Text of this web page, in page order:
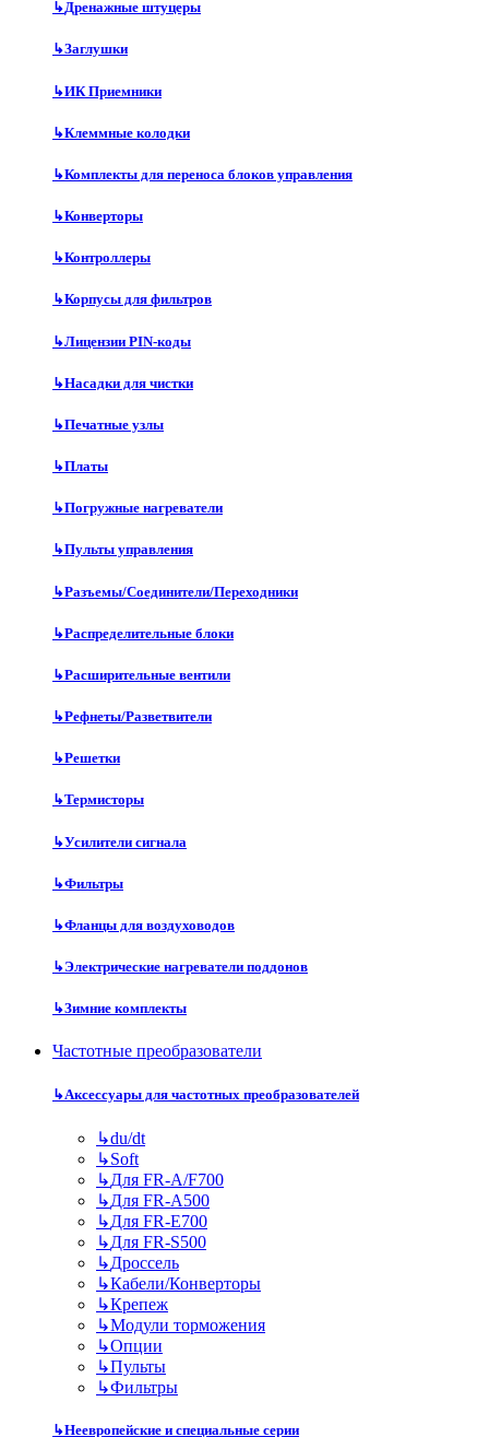
↳Дренажные штуцеры
↳Заглушки
↳ИК Приемники
↳Клеммные колодки
↳Комплекты для переноса блоков управления
↳Конверторы
↳Контроллеры
↳Корпусы для фильтров
↳Лицензии PIN-коды
↳Насадки для чистки
↳Печатные узлы
↳Платы
↳Погружные нагреватели
↳Пульты управления
↳Разъемы/Соединители/Переходники
↳Распределительные блоки
↳Расширительные вентили
↳Рефнеты/Разветвители
↳Решетки
↳Термисторы
↳Усилители сигнала
↳Фильтры
↳Фланцы для воздуховодов
↳Электрические нагреватели поддонов
↳Зимние комплекты
Частотные преобразователи
↳Аксессуары для частотных преобразователей
↳du/dt
↳Soft
↳Для FR-A/F700
↳Для FR-A500
↳Для FR-E700
↳Для FR-S500
↳Дроссель
↳Кабели/Конверторы
↳Крепеж
↳Модули торможения
↳Опции
↳Пульты
↳Фильтры
↳Неевропейские и специальные серии